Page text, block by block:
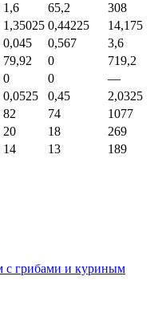
1,6 65,2
308
1,35025 0,44225
14,175
0,045 0,567
3,6
79,92 0
719,2
0 0
—
0,0525 0,45
2,0325
82 74
1077
20 18
269
14 13 189